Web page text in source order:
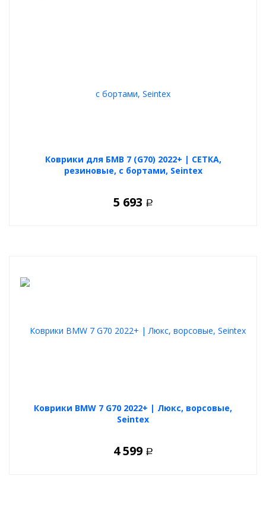
Коврики для БМВ 7 (G70) 2022+ | СЕТКА,
резиновые, с бортами, Seintex
5 693 Р
Коврики BMW 7 G70 2022+ | Люкс, ворсовые,
Seintex
4 599 Р